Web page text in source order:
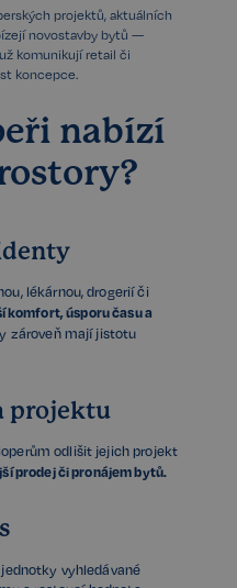
projektů, aktuálních
novostavby bytů —
komunikují retail či
koncepce.
nabízí
lékárnou, drogerií či
komfort, úsporu času a
zároveň mají jistotu
projektu
odlišit jejich projekt
prodej či pronájem bytů.
vyhledávané